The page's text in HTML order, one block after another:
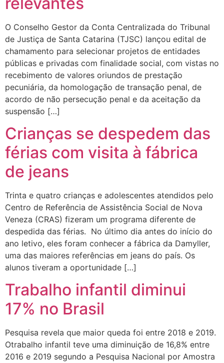
O Conselho Gestor da Conta Centralizada do Tribunal
de Justiça de Santa Catarina (TJSC) lançou edital de
chamamento para selecionar projetos de entidades
públicas e privadas com finalidade social, com vistas no
recebimento de valores oriundos de prestação
pecuniária, da homologação de transação penal, de
acordo de não persecução penal e d​a aceitação da
suspensão […]
Crianças se despedem das
férias com visita à fábrica
de jeans
Trinta e quatro crianças e adolescentes atendidos pelo
Centro de Referência de Assistência Social de Nova
Veneza (CRAS) fizeram um programa diferente de
despedida das férias. No último dia antes do início do
ano letivo, eles foram conhecer a fábrica da Damyller,
uma das maiores referências em jeans do país. Os
alunos tiveram a oportunidade […]
Trabalho infantil diminui
17% no Brasil
Pesquisa revela que maior queda foi entre 2018 e 2019.
Otrabalho infantil teve uma diminuição de 16,8% entre
2016 e 2019 segundo a Pesquisa Nacional por Amostra